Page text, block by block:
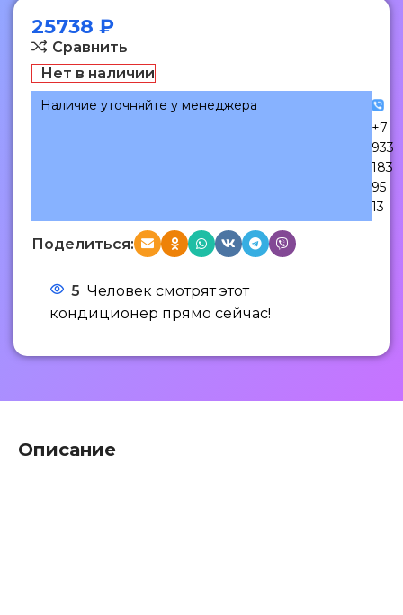
25738 ₽
Сравнить
Нет в наличии
Наличие уточняйте у менеджера
+7
933
183
95
13
Поделиться:
5 Человек смотрят этот
кондиционер прямо сейчас!
Описание